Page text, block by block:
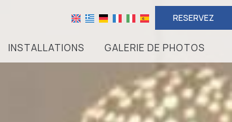
RESERVEZ
INSTALLATIONS GALERIE DE PHOTOS